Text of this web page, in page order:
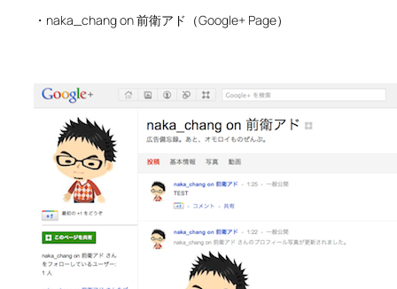
・naka_chang on 前衛アド（Google+ Page）